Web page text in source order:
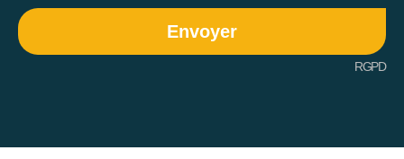
Envoyer
RGPD